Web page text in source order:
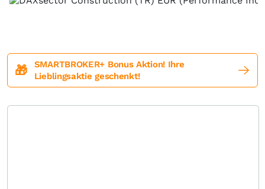
🎁
SMARTBROKER+ Bonus Aktion! Ihre
Lieblingsaktie geschenkt!